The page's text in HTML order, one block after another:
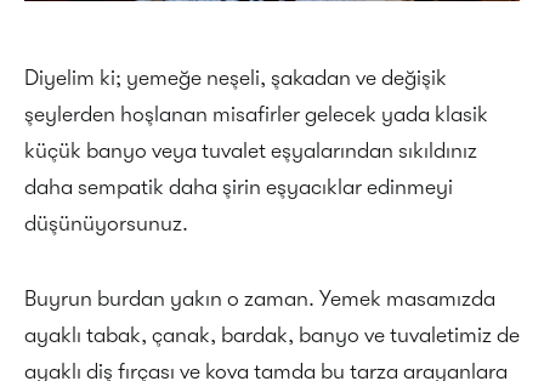
Diyelim ki; yemeğe neşeli, şakadan ve değişik
şeylerden hoşlanan misafirler gelecek yada klasik
küçük banyo veya tuvalet eşyalarından sıkıldınız
daha sempatik daha şirin eşyacıklar edinmeyi
düşünüyorsunuz.
Buyrun burdan yakın o zaman. Yemek masamızda
ayaklı tabak, çanak, bardak, banyo ve tuvaletimiz de
ayaklı diş fırçası ve kova tamda bu tarza arayanlara